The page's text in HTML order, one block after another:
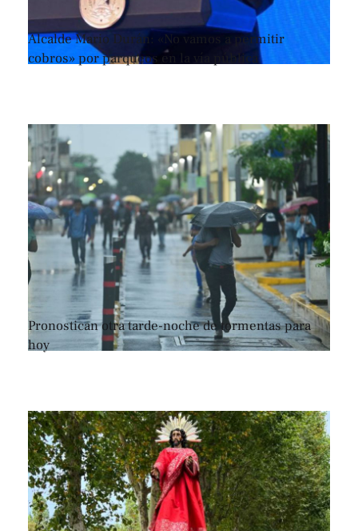
Alcalde Mario Durán: «No vamos a permitir
cobros» por parqueos en la vía pública
Pronostican otra tarde-noche de tormentas para
hoy